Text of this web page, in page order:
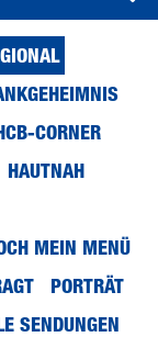
CORNER
HAUTNAH
MEIN MENÜ
PORTRÄT
SENDUNGEN